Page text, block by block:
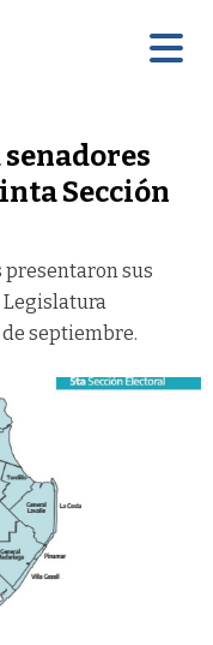
Sección
presentaron sus
Legislatura
septiembre.